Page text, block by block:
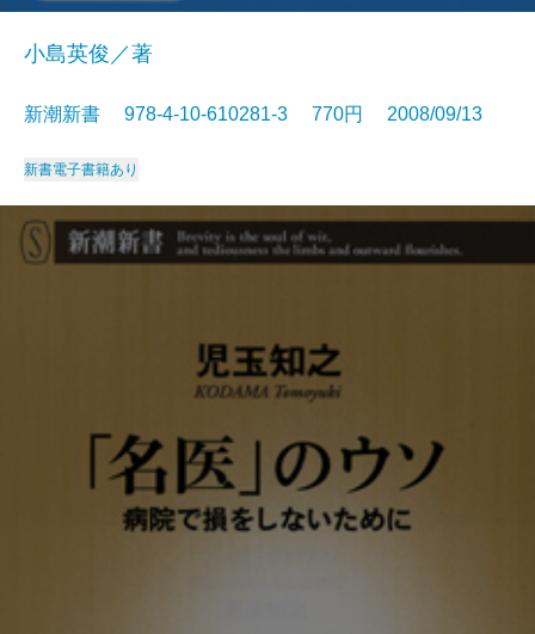
小島英俊／著
新潮新書 978-4-10-610281-3 770円 2008/09/13
新書電子書籍あり